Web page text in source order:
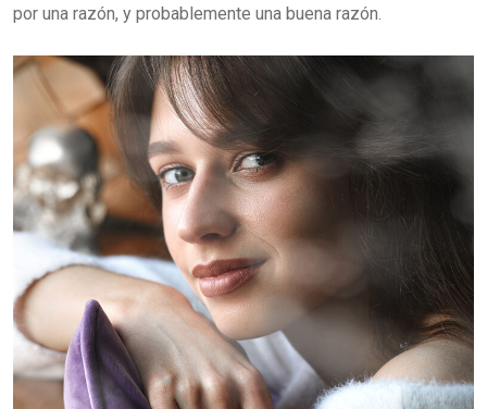
por una razón, y probablemente una buena razón.